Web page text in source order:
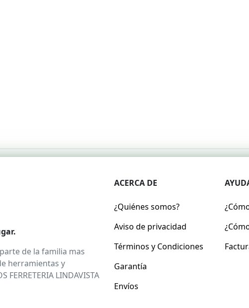
de la familia mas
herramientas y
LINDAVISTA
ACERCA DE
¿Quiénes somos?
Aviso de privacidad
Términos y Condiciones
Garantía
Envíos